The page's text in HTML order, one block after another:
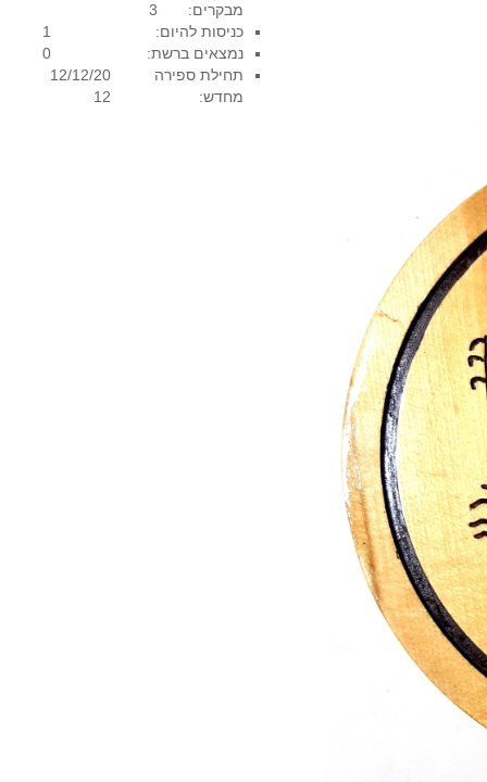
נ
ו
ש
3
מבקרים:
1
כניסות להיום:
0
נמצאים ברשת:
12/12/20
12
תחילת ספירה
מחדש: